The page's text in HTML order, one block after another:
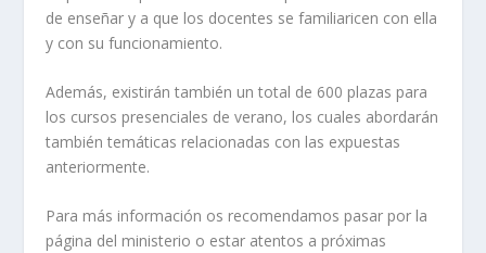
de enseñar y a que los docentes se familiaricen con ella
y con su funcionamiento.
Además, existirán también un total de 600 plazas para
los cursos presenciales de verano, los cuales abordarán
también temáticas relacionadas con las expuestas
anteriormente.
Para más información os recomendamos pasar por la
página del ministerio o estar atentos a próximas